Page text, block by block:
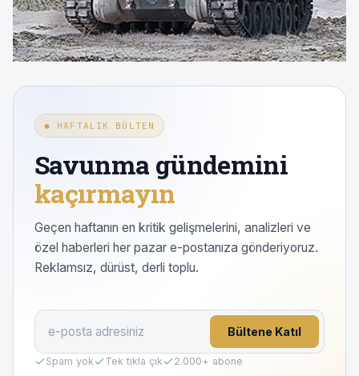
● HAFTALIK BÜLTEN
Savunma gündemini
kaçırmayın
Geçen haftanın en kritik gelişmelerini, analizleri ve
özel haberleri her pazar e-postanıza gönderiyoruz.
Reklamsız, dürüst, derli toplu.
Bültene Katıl
Spam yok Tek tıkla çık 2.000+ abone